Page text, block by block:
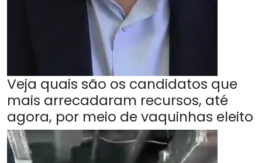
Veja quais são os candidatos que
mais arrecadaram recursos, até
agora, por meio de vaquinhas eleito